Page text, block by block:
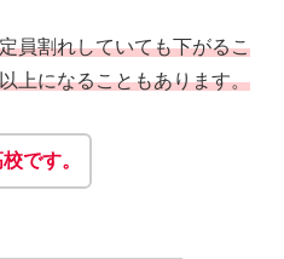
定員割れしていても下がるこ
上になることもあります。
です。